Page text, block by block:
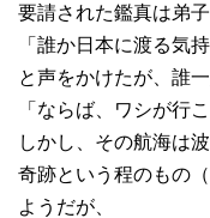
要請された鑑真は弟
「誰か日本に渡る気
と声をかけたが、誰
「ならば、ワシが行
しかし、その航海は
奇跡という程のもの
ようだが、